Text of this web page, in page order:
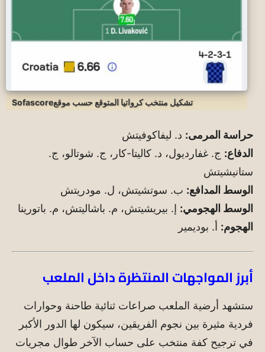
تشكيل منتخب كرواتيا المتوقع حسب موقعSofascore
حراسة المرمى: د. ليفاكوفيتش
الدفاع: ج. غفارديول، د. كاليتا-كار، ج. شوتالو، ج.
ستانيشيتش
الوسط المدافع: ب. سوتشيتش، ل. مودريتش
الوسط الهجومي: إ. بيريشيتش، م. باشاليتش، م. باتورينا
الهجوم: أ. بوديمير
أبرز المواجهات المنتظرة داخل الملعب
ستشهد أرضية الملعب صراعات ثنائية طاحنة وحوارات
فردية مثيرة بين نجوم الفريقين، سيكون لها الدور الأكبر
في ترجيح كفة منتخب على حساب الآخر طوال مجريات